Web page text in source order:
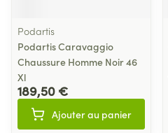
Podartis
Podartis Caravaggio
Chaussure Homme Noir 46
Xl
189,50 €
Ajouter au panier